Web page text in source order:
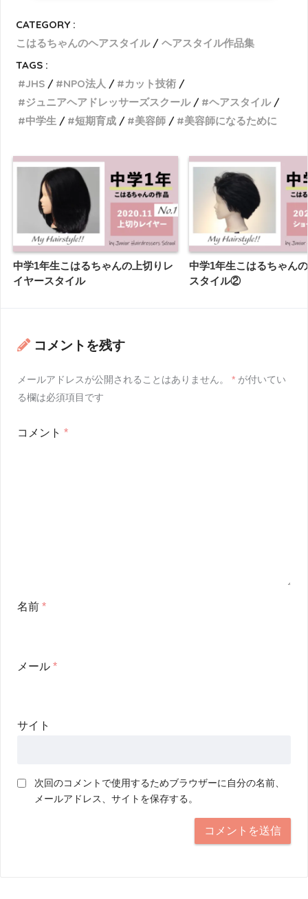
CATEGORY :
こはるちゃんのヘアスタイル
ヘアスタイル作品集
TAGS :
JHS
NPO法人
カット技術
ジュニアヘアドレッサーズスクール
ヘアスタイル
中学生
短期育成 美容師 美容師になるために
中学1年生こはるちゃんの上切りレ
イヤースタイル
中学1年生こはるちゃん
スタイル②
コメントを残す
メールアドレスが公開されることはありません。 * が付いてい
る欄は必須項目です
コメント *
名前 *
メール *
サイト
次回のコメントで使用するためブラウザーに自分の名前、
メールアドレス、サイトを保存する。